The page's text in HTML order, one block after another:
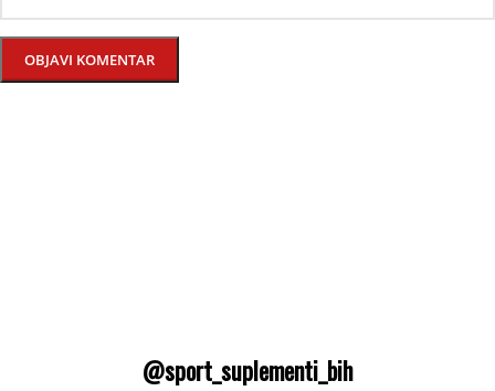
@sport_suplementi_bih